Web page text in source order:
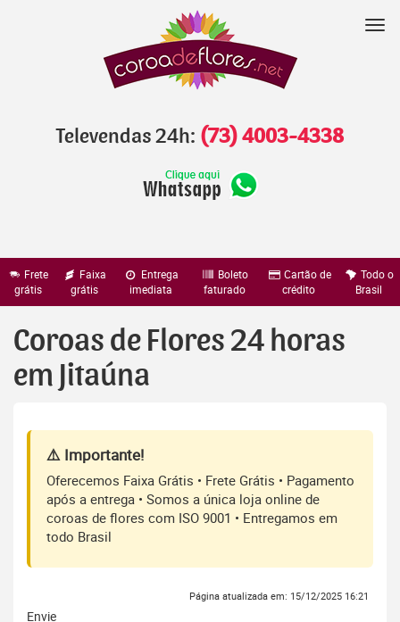
Televendas 24h: (73) 4003-4338
Frete
grátis
Faixa
grátis
Entrega
imediata
Boleto
faturado
Cartão de
crédito
Todo o
Brasil
Coroas de Flores 24 horas
em Jitaúna
⚠️ Importante!
Oferecemos Faixa Grátis • Frete Grátis • Pagamento
após a entrega • Somos a única loja online de
coroas de flores com ISO 9001 • Entregamos em
todo Brasil
Página atualizada em: 15/12/2025 16:21
Envie